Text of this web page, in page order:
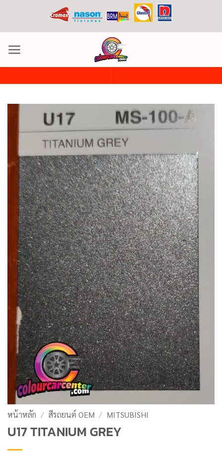
เนื้อหา
หน้าหลัก / สีรถยนต์ OEM / MITSUBISHI
U17 TITANIUM GREY